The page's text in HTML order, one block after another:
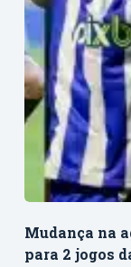
Mudança na
para 2 jogos